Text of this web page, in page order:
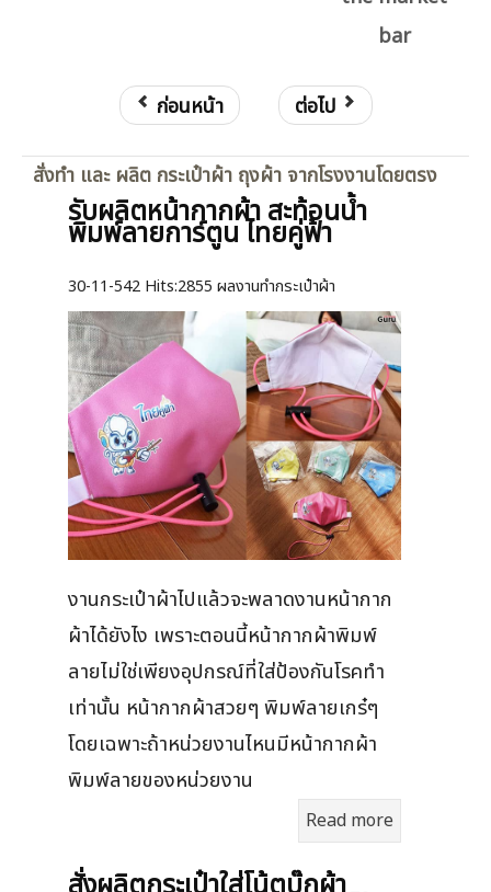
bar
ก่อนหน้า ต่อไป
สั่งทำ และ ผลิต กระเป๋าผ้า ถุงผ้า จากโรงงานโดยตรง
รับผลิตหน้ากากผ้า สะท้อนน้ำ
พิมพ์ลายการ์ตูน ไทยคู่ฟ้า
30-11-542 Hits:2855 ผลงานทำกระเป๋าผ้า
งานกระเป๋าผ้าไปแล้วจะพลาดงานหน้ากาก
ผ้าได้ยังไง เพราะตอนนี้หน้ากากผ้าพิมพ์
ลายไม่ใช่เพียงอุปกรณ์ที่ใส่ป้องกันโรคทำ
เท่านั้น หน้ากากผ้าสวยๆ พิมพ์ลายเกร๋ๆ
โดยเฉพาะถ้าหน่วยงานไหนมีหน้ากากผ้า
พิมพ์ลายของหน่วยงาน
Read more